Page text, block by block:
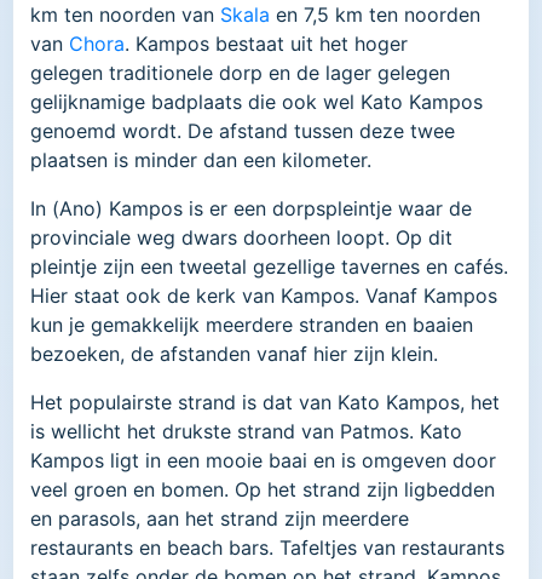
km ten noorden van Skala en 7,5 km ten noorden
van Chora. Kampos bestaat uit het hoger
gelegen traditionele dorp en de lager gelegen
gelijknamige badplaats die ook wel Kato Kampos
genoemd wordt. De afstand tussen deze twee
plaatsen is minder dan een kilometer.
In (Ano) Kampos is er een dorpspleintje waar de
provinciale weg dwars doorheen loopt. Op dit
pleintje zijn een tweetal gezellige tavernes en cafés.
Hier staat ook de kerk van Kampos. Vanaf Kampos
kun je gemakkelijk meerdere stranden en baaien
bezoeken, de afstanden vanaf hier zijn klein.
Het populairste strand is dat van Kato Kampos, het
is wellicht het drukste strand van Patmos. Kato
Kampos ligt in een mooie baai en is omgeven door
veel groen en bomen. Op het strand zijn ligbedden
en parasols, aan het strand zijn meerdere
restaurants en beach bars. Tafeltjes van restaurants